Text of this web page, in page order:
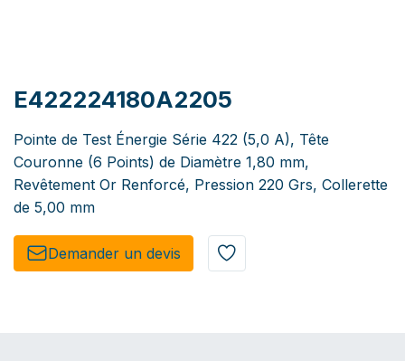
E422224180A2205
Pointe de Test Énergie Série 422 (5,0 A), Tête
Couronne (6 Points) de Diamètre 1,80 mm,
Revêtement Or Renforcé, Pression 220 Grs, Collerette
de 5,00 mm
Demander un de​​vis​​